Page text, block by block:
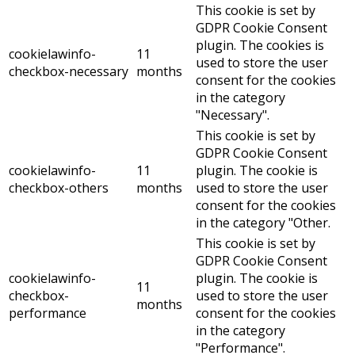
cookielawinfo-
checkbox-necessary
11
months
This cookie is set by
GDPR Cookie Consent
plugin. The cookies is
used to store the user
consent for the cookies
in the category
"Necessary".
cookielawinfo-
checkbox-others
11
months
This cookie is set by
GDPR Cookie Consent
plugin. The cookie is
used to store the user
consent for the cookies
in the category "Other.
cookielawinfo-
checkbox-
performance
11
months
This cookie is set by
GDPR Cookie Consent
plugin. The cookie is
used to store the user
consent for the cookies
in the category
"Performance".